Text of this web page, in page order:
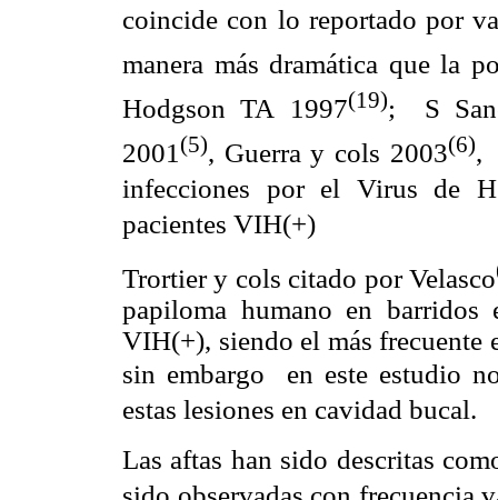
coincide con lo reportado por
manera más dramática que la
Hodgson TA 1997(19); S
2001 (5), Guerra y cols 2003(6),
infecciones por el Virus de
pacientes VIH(+)
Trortier y cols citado por Velasco
papiloma humano en
VIH(+), siendo el más
sin embargo en este estudio
estas lesiones en cavidad bucal.
Las aftas han sido descritas